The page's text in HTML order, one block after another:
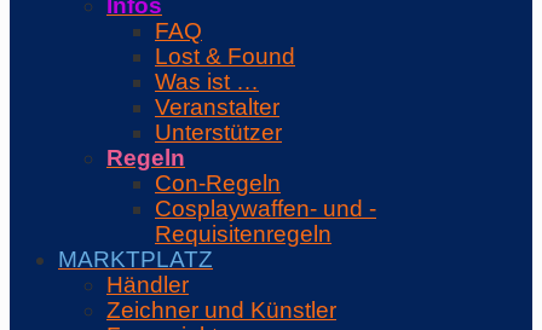
Infos
FAQ
Lost & Found
Was ist …
Veranstalter
Unterstützer
Regeln
Con-Regeln
Cosplaywaffen- und -
Requisitenregeln
MARKTPLATZ
Händler
Zeichner und Künstler